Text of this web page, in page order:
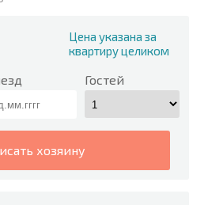
Цена указана за
квартиру целиком
Гостей
хозяину